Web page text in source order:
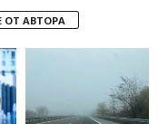
ОТ АВТОРА